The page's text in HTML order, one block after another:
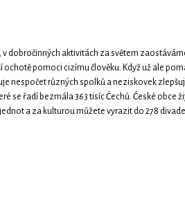
dobročinných aktivitách za světem
ochotě pomoci cizímu člověku. Když už ale
nespočet různých spolků a neziskovek
řadí bezmála 363 tisíc Čechů. České obce
a za kulturou můžete vyrazit do 278